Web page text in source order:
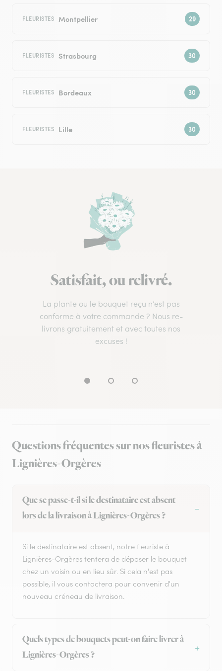
FLEURISTES Montpellier
FLEURISTES Strasbourg
FLEURISTES Bordeaux
FLEURISTES Lille
Satisfait, ou relivré.
La plante ou le bouquet reçu n’est pas
conforme à votre commande ? Nous re-
livrons gratuitement et avec toutes nos
excuses !
Questions fréquentes sur nos fleuristes à
Lignières-Orgères
Que se passe-t-il si le destinataire est absent
lors de la livraison à Lignières-Orgères ?
Si le destinataire est absent, notre fleuriste à
Lignières-Orgères tentera de déposer le bouquet
chez un voisin ou en lieu sûr. Si cela n'est pas
possible, il vous contactera pour convenir d'un
nouveau créneau de livraison.
Quels types de bouquets peut-on faire livrer à
Lignières-Orgères ?